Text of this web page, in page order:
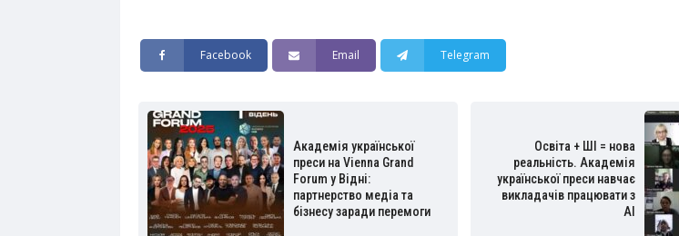
Facebook Email Telegram
Академія української
преси на Vienna Grand
Forum у Відні:
партнерство медіа та
бізнесу заради перемоги
Освіта + ШІ = нова
реальність. Академія
української преси навчає
викладачів працювати з
AI